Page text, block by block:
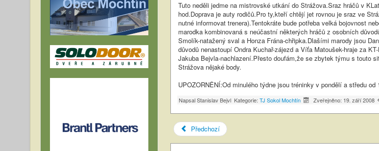
Tuto neděli jedme na mistrovské utkání do Strážova.Sraz hráčů v
hod.Doprava je auty rodičů.Pro ty,kteří chtějí jet rovnou je sraz ve
nutné informovat trenera).Tentokráte bude potřeba velká bojovnost
marodka kombinovaná s neúčastní některých hráčů z osobních
Smolík-natažený sval a Honza Frána-chřipka.Dlašími marody jsou
důvodů nenastoupí Ondra Kuchař-zájezd a Víťa Matoušek-hraje za
Jakuba Bejvla-nachlazení.Přesto doufám,že se zbytek týmu s touto
Strážova nějaké body.
UPOZORNĚNÍ:Od minulého týdne jsou tréninky v pondělí a středu od
NapsalStanislav Bejvl Kategorie: TJ Sokol Mochtín Zveřejněno: 19. září 2008
Předchozí